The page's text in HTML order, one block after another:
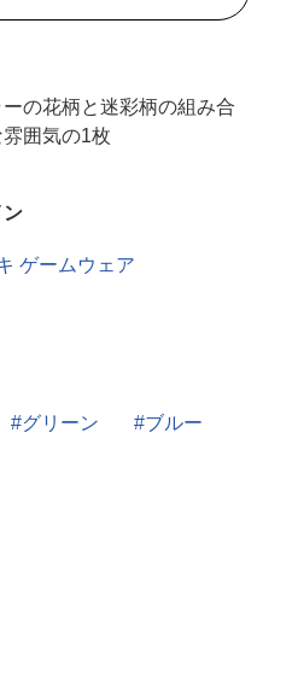
の花柄と迷彩柄の組み合
囲気の1枚
ン
ゲームウェア
グリーン ブルー